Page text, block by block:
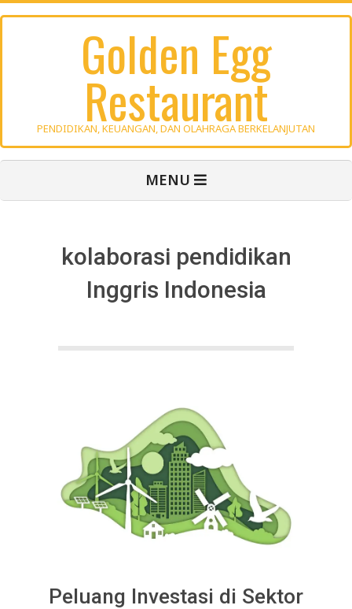
Skip
Golden Egg
Restaurant
PENDIDIKAN, KEUANGAN, DAN OLAHRAGA BERKELANJUTAN
MENU
kolaborasi pendidikan
Inggris Indonesia
Peluang Investasi di Sektor